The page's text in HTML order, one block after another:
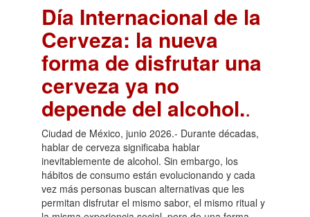
Día Internacional de la
Cerveza: la nueva
forma de disfrutar una
cerveza ya no
depende del alcohol..
Ciudad de México, junio 2026.- Durante décadas,
hablar de cerveza significaba hablar
inevitablemente de alcohol. Sin embargo, los
hábitos de consumo están evolucionando y cada
vez más personas buscan alternativas que les
permitan disfrutar el mismo sabor, el mismo ritual y